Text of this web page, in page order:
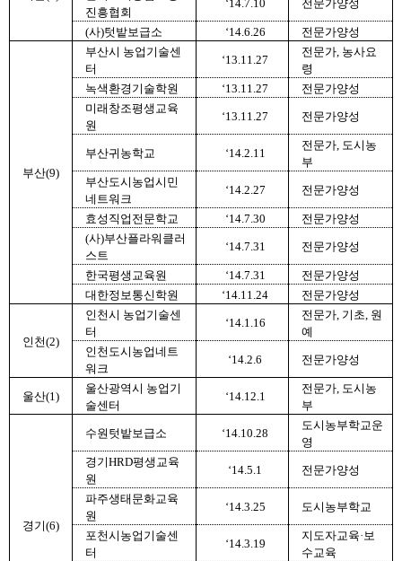
진흥협회
‘14.7.10 전문가양성
(사)텃밭보급소 ‘14.6.26 전문가양성
부산(9)
부산시 농업기술센
터
‘13.11.27
전문가, 농사요
령
녹색환경기술학원
‘13.11.27
전문가양성
미래창조평생교육
원
‘13.11.27 전문가양성
부산귀농학교 ‘14.2.11
전문가, 도시농
부
부산도시농업시민
네트워크
‘14.2.27 전문가양성
효성직업전문학교 ‘14.7.30
전문가양성
(사)부산플라워클러
스트
‘14.7.31 전문가양성
한국평생교육원 ‘14.7.31
전문가양성
대한정보통신학원
‘14.11.24 전문가양성
인천(2)
인천시 농업기술센
터
‘14.1.16
전문가, 기초, 원
예
인천도시농업네트
워크
‘14.2.6 전문가양성
울산(1)
울산광역시 농업기
술센터
‘14.12.1
전문가, 도시농
부
경기(6)
수원텃밭보급소 ‘14.10.28
도시농부학교운
영
경기HRD평생교육
원
‘14.5.1 전문가양성
파주생태문화교육
원
‘14.3.25 도시농부학교
포천시농업기술센
터
‘14.3.19
지도자교육·보
수교육